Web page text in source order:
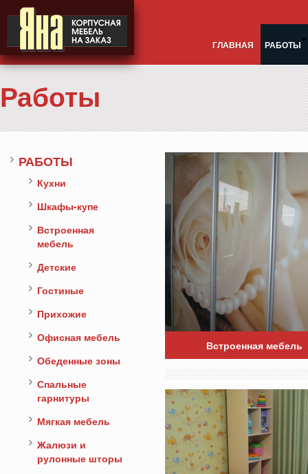
ГЛАВНАЯ РАБОТЫ
Работы
РАБОТЫ
Кухни
Шкафы-купе
Встроенная
мебель
Детские
Гостиные
Прихожие
Офисная мебель
Обеденные зоны
Спальные
гарнитуры
Мягкая мебель
Жалюзи и
рулонные шторы
Встроенная мебель